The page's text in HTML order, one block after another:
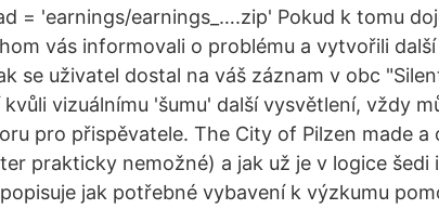
= 'earnings/earnings_….zip' Pokud k tomu
vás informovali o problému a vytvořili
se uživatel dostal na váš záznam v obc
vizuálnímu 'šumu' další vysvětlení, vždy
pro přispěvatele. The City of Pilzen made
prakticky nemožné) a jak už je v logice šedi
jak potřebné vybavení k výzkumu